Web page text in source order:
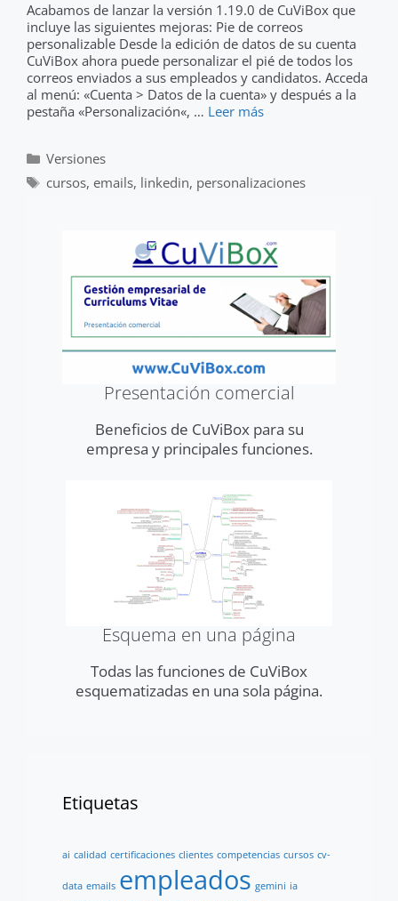
Acabamos de lanzar la versión 1.19.0 de CuViBox que
incluye las siguientes mejoras: Pie de correos
personalizable Desde la edición de datos de su cuenta
CuViBox ahora puede personalizar el pié de todos los
correos enviados a sus empleados y candidatos. Acceda
al menú: «Cuenta > Datos de la cuenta» y después a la
pestaña «Personalización«, … Leer más
Categorías
Versiones
Etiquetas
cursos, emails, linkedin, personalizaciones
Presentación comercial
Beneficios de CuViBox para su
empresa y principales funciones.
Esquema en una página
Todas las funciones de CuViBox
esquematizadas en una sola página.
Etiquetas
ai calidad certificaciones clientes competencias cursos cv-
data emails empleados gemini ia